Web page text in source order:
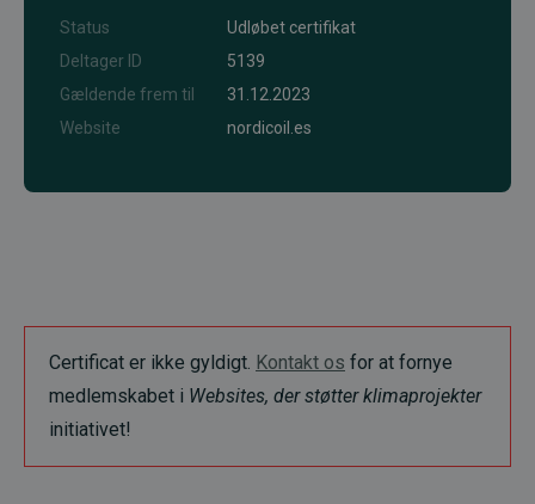
Status
Udløbet certifikat
Deltager ID
5139
Gældende frem til
31.12.2023
Website
nordicoil.es
Certificat er ikke gyldigt. Kontakt os for at fornye
medlemskabet i Websites, der støtter klimaprojekter
initiativet!